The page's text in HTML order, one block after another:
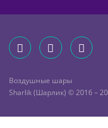
Воздушные шары
Sharlik (Шарлик) © 2016 –